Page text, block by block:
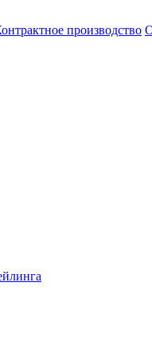
производство